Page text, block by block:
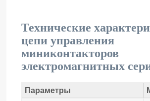
Технические
цепи управления
миниконтакторов
электромагнитных
Параметры